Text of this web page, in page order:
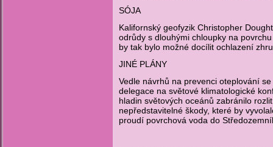
SÓJA
Kalifornský geofyzik Christopher
odrůdy s dlouhými chloupky na
by tak bylo možné docílit ochlazení
JINÉ PLÁNY
Vedle návrhů na prevenci oteplování
delegace na světové klimatologické
hladin světových oceánů zabránilo
nepředstavitelné škody, které by
proudí povrchová voda do